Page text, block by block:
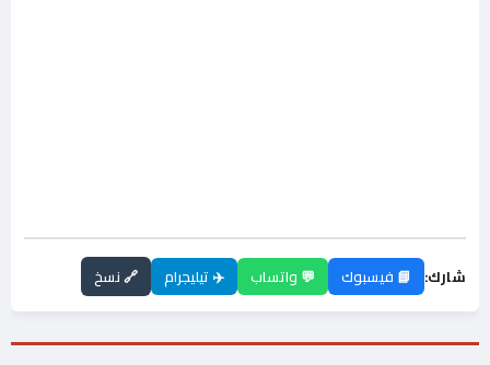
شارك: 📘 فيسبوك 💬 واتساب ✈️ تيليجرام 🔗 نسخ